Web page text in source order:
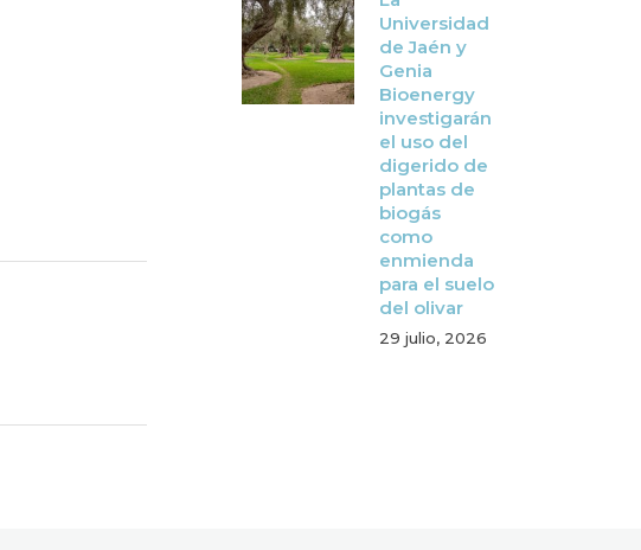
Universidad
de Jaén y
Genia
Bioenergy
investigarán
el uso del
digerido de
plantas de
biogás
como
enmienda
para el suelo
del olivar
29 julio, 2026